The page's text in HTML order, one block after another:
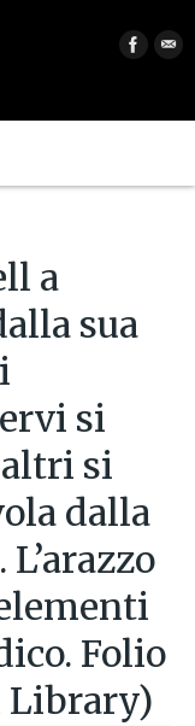
a
sua
si
si
dalla
Folio
Library)